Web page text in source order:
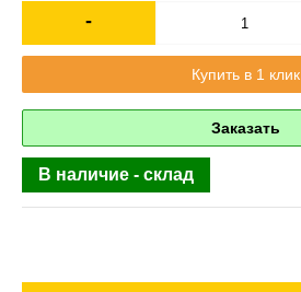
-
Купить в 1 клик
Заказать
В наличие - склад